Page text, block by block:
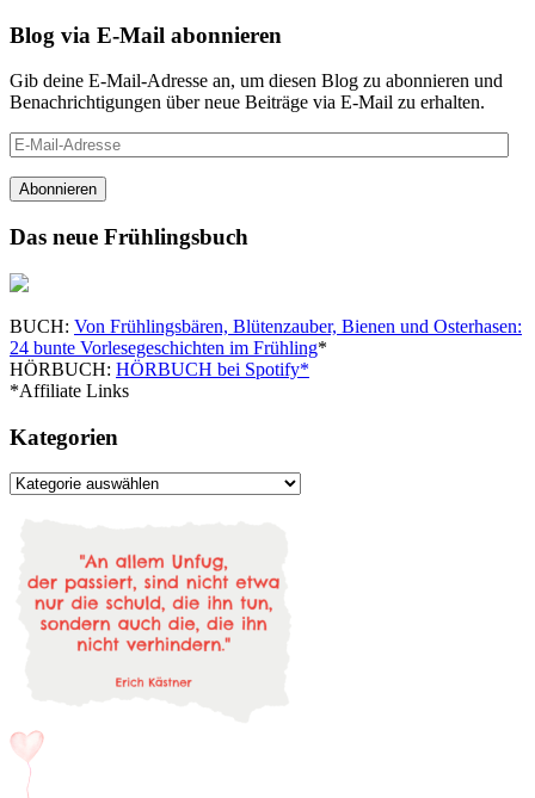
Blog via E-Mail abonnieren
Gib deine E-Mail-Adresse an, um diesen Blog zu abonnieren und
Benachrichtigungen über neue Beiträge via E-Mail zu erhalten.
E-
Mail-
Adresse
Abonnieren
Das neue Frühlingsbuch
BUCH: Von Frühlingsbären, Blütenzauber, Bienen und Osterhasen:
24 bunte Vorlesegeschichten im Frühling*
HÖRBUCH: HÖRBUCH bei Spotify*
*Affiliate Links
Kategorien
Kategorien